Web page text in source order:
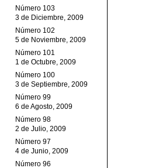
Número 103
3 de Diciembre, 2009
Número 102
5 de Noviembre, 2009
Número 101
1 de Octubre, 2009
Número 100
3 de Septiembre, 2009
Número 99
6 de Agosto, 2009
Número 98
2 de Julio, 2009
Número 97
4 de Junio, 2009
Número 96